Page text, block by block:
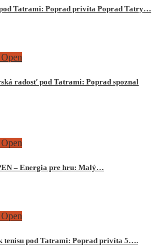
Tatrami: Poprad privíta Poprad Tatry…
radosť pod Tatrami: Poprad spoznal
– Energia pre hru: Malý…
tenisu pod Tatrami: Poprad privíta 5….